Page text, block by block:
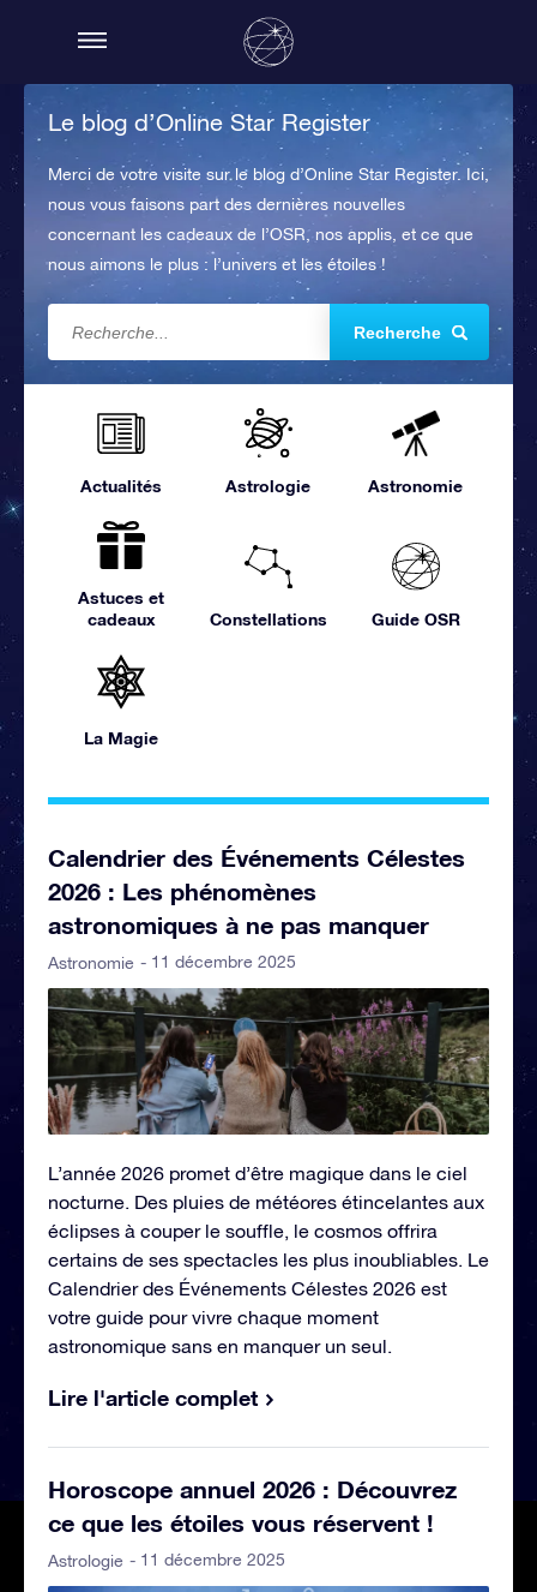
Le blog d’Online Star Register
Merci de votre visite sur le blog d’Online Star Register. Ici,
nous vous faisons part des dernières nouvelles
concernant les cadeaux de l’OSR, nos applis, et ce que
nous aimons le plus : l’univers et les étoiles !
Recherche
Actualités Astrologie Astronomie
Astuces et
cadeaux
Constellations Guide OSR
La Magie
Calendrier des Événements Célestes
2026 : Les phénomènes
astronomiques à ne pas manquer
Astronomie - 11 décembre 2025
L’année 2026 promet d’être magique dans le ciel
nocturne. Des pluies de météores étincelantes aux
éclipses à couper le souffle, le cosmos offrira
certains de ses spectacles les plus inoubliables. Le
Calendrier des Événements Célestes 2026 est
votre guide pour vivre chaque moment
astronomique sans en manquer un seul.
Lire l'article complet
Horoscope annuel 2026 : Découvrez
ce que les étoiles vous réservent !
Astrologie - 11 décembre 2025